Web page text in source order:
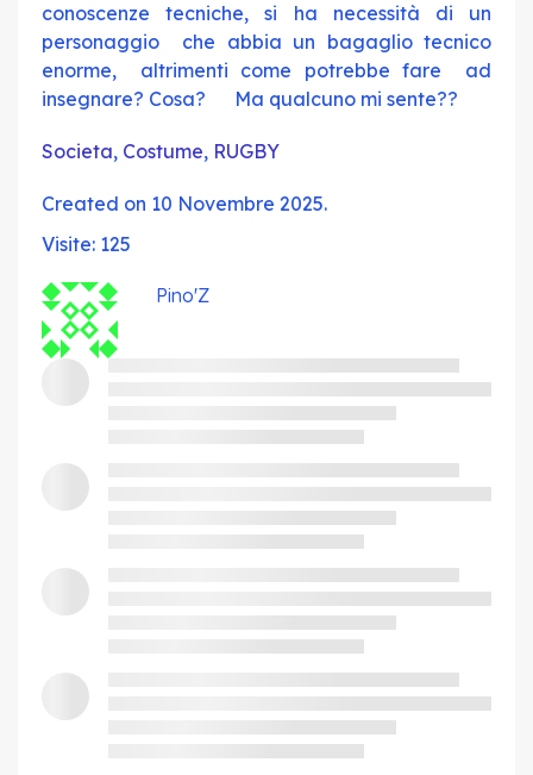
conoscenze tecniche, si ha necessità di un
personaggio che abbia un bagaglio tecnico
enorme, altrimenti come potrebbe fare ad
insegnare? Cosa? Ma qualcuno mi sente??
Societa, Costume, RUGBY
Created on 10 Novembre 2025.
Visite: 125
Pino'Z